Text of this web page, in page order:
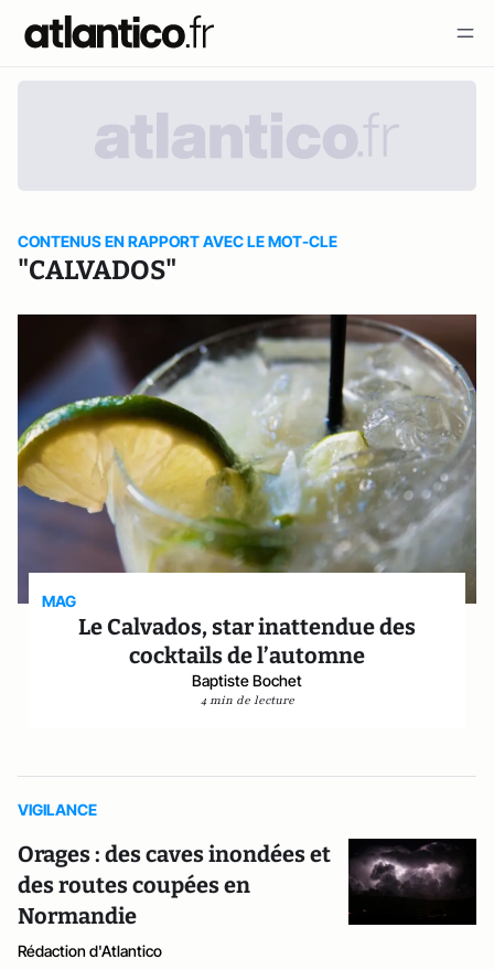
CONTENUS EN RAPPORT AVEC LE MOT-CLE
"CALVADOS"
MAG
Le Calvados, star inattendue des
cocktails de l’automne
Baptiste Bochet
4 min de lecture
VIGILANCE
Orages : des caves inondées et
des routes coupées en
Normandie
Rédaction d'Atlantico